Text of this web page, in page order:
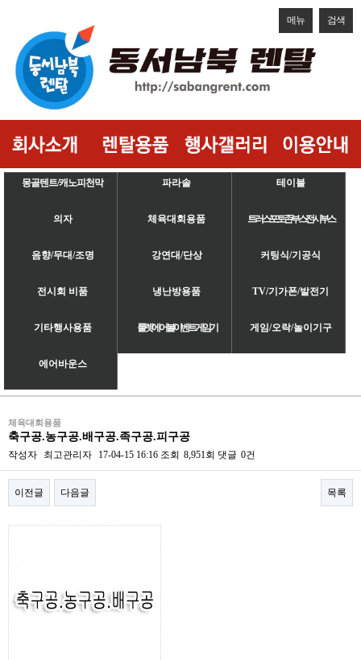
메뉴 검색
몽골텐트/캐노피천막 파라솔 테이블
의자 체육대회용품 트러스/포토존/부스/전시부스
음향/무대/조명 강연대/단상 커팅식/기공식
전시회 비품 냉난방용품 TV/기가폰/발전기
기타행사용품 룰렛/에어볼/이벤트게임기 게임/오락/놀이기구
에어바운스
체육대회용품
축구공.농구공.배구공.족구공.피구공
작성자 최고관리자 17-04-15 16:16 조회 8,951회 댓글 0건
이전글 다음글 목록